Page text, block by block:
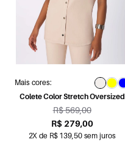
Mais cores:
Colete Color Stretch Oversized
Bege
R$ 569,00
R$ 279,00
2X de R$ 139,50 sem juros